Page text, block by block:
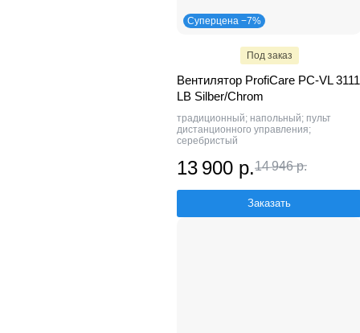
Суперцена −7%
Под заказ
Вентилятор ProfiCare PC-VL 3111
LB Silber/Chrom
традиционный; напольный; пульт
дистанционного управления;
серебристый
13 900 р.14 946 р.
Заказать